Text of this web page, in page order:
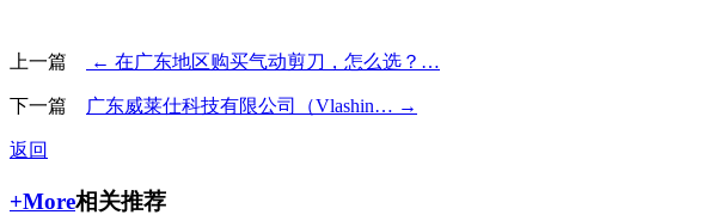
上一篇 ← 在广东地区购买气动剪刀，怎么选？…
下一篇 广东威莱仕科技有限公司（Vlashin… →
返回
+More相关推荐